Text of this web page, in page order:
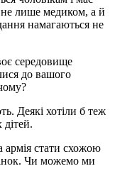
лише медиком, а й
намагаються не
середовище
до вашого
Деякі хотіли б теж
армія стати схожою
Чи можемо ми